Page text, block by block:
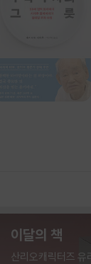
이달의 책
산리오캐릭터즈 유